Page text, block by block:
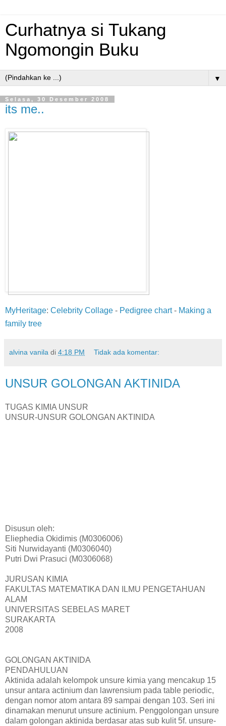
Curhatnya si Tukang
Ngomongin Buku
▼
Selasa, 30 Desember 2008
its me..
MyHeritage: Celebrity Collage - Pedigree chart- Making a
family tree
alvina vanila di 4:18 PM Tidak ada komentar:
UNSUR GOLONGAN AKTINIDA
TUGAS KIMIA UNSUR
UNSUR-UNSUR GOLONGAN AKTINIDA
Disusun oleh:
Eliephedia Okidimis (M0306006)
Siti Nurwidayanti (M0306040)
Putri Dwi Prasuci (M0306068)
JURUSAN KIMIA
FAKULTAS MATEMATIKA DAN ILMU PENGETAHUAN
ALAM
UNIVERSITAS SEBELAS MARET
SURAKARTA
2008
GOLONGAN AKTINIDA
PENDAHULUAN
Aktinida adalah kelompok unsure kimia yang mencakup 15
unsur antara actinium dan lawrensium pada table periodic,
dengan nomor atom antara 89 sampai dengan 103. Seri ini
dinamakan menurut unsure actinium. Penggolongan unsure
dalam golongan aktinida berdasar atas sub kulit 5f. unsure-